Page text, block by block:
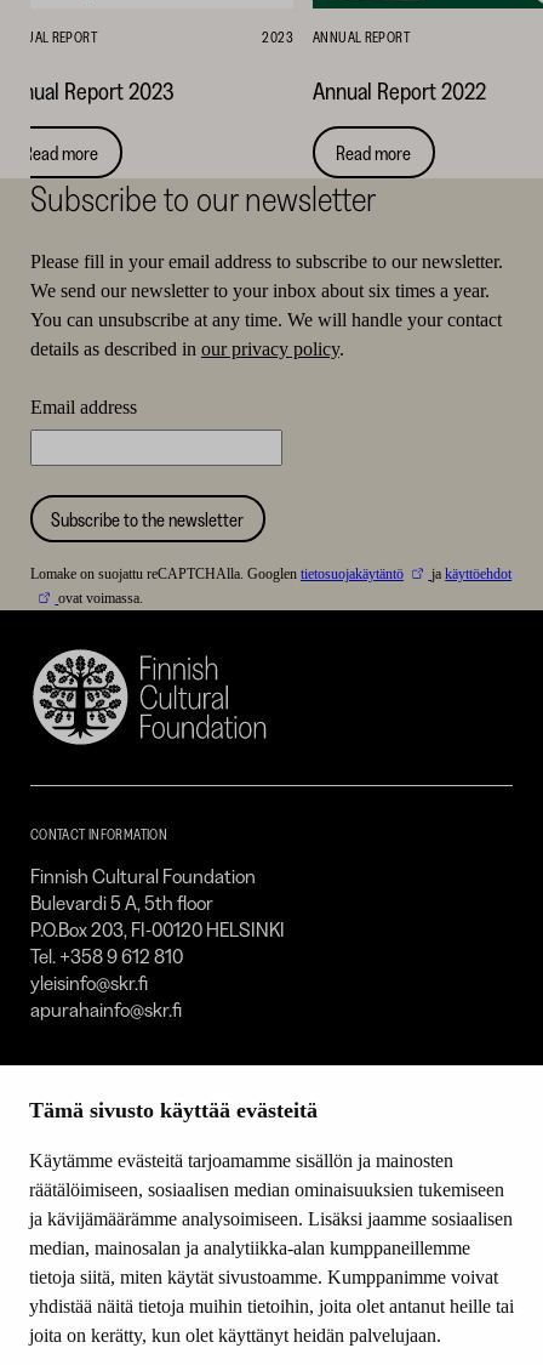
Tämä sivusto käyttää evästeitä
Käytämme evästeitä tarjoamamme sisällön ja mainosten
räätälöimiseen, sosiaalisen median ominaisuuksien tukemiseen
ja kävijämäärämme analysoimiseen. Lisäksi jaamme sosiaalisen
median, mainosalan ja analytiikka-alan kumppaneillemme
tietoja siitä, miten käytät sivustoamme. Kumppanimme voivat
yhdistää näitä tietoja muihin tietoihin, joita olet antanut heille tai
joita on kerätty, kun olet käyttänyt heidän palvelujaan.
ANNUAL REPORT 2023
Annual Report 2023
Read more
ANNUAL REPORT
Annual Report 2022
Read more
Subscribe to our newsletter
Please fill in your email address to subscribe to our newsletter.
We send our newsletter to your inbox about six times a year.
You can unsubscribe at any time. We will handle your contact
details as described in our privacy policy.
Email address
Subscribe to the newsletter
Lomake on suojattu reCAPTCHAlla. Googlen tietosuojakäytäntö jakäyttöehdot
ovat voimassa.
Finnish
Cultural
SKR
CONTACT INFORMATION
Finnish Cultural Foundation
Bulevardi 5 A, 5th floor
P.O.Box 203, FI-00120 HELSINKI
Tel. +358 9 612 810
yleisinfo@skr.fi
apurahainfo@skr.fi
SITEMAP
Grants
Donations and bequests
About us
What’s new
Contact us